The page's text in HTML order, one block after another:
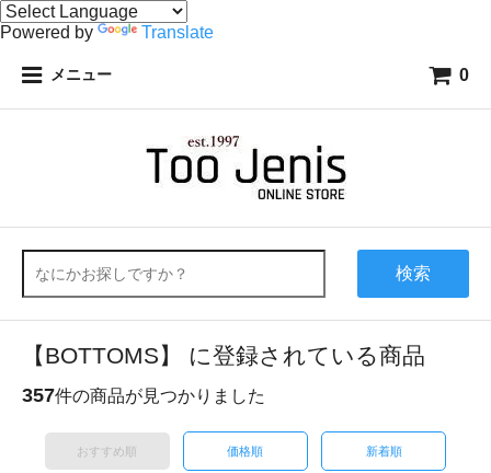
Powered by Translate
メニュー 0
検索
【BOTTOMS】 に登録されている商品
357件の商品が見つかりました
おすすめ順 価格順 新着順